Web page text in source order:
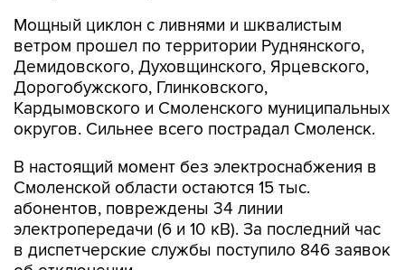
Мощный циклон с ливнями и шквалистым
ветром прошел по территории Руднянского,
Демидовского, Духовщинского, Ярцевского,
Дорогобужского, Глинковского,
Кардымовского и Смоленского муниципальных
округов. Сильнее всего пострадал Смоленск.
В настоящий момент без электроснабжения в
Смоленской области остаются 15 тыс.
абонентов, повреждены 34 линии
электропередачи (6 и 10 кВ). За последний час
в диспетчерские службы поступило 846 заявок